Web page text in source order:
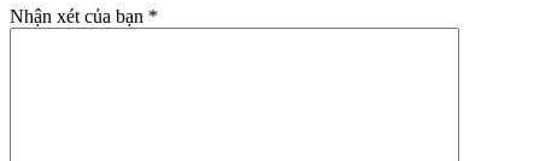
Nhận xét của bạn *